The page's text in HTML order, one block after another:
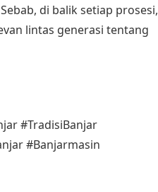
di balik setiap prosesi,
lintas generasi tentang
#TradisiBanjar
#Banjarmasin